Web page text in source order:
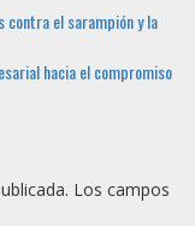
contra el sarampión y la
hacia el compromiso
Los campos